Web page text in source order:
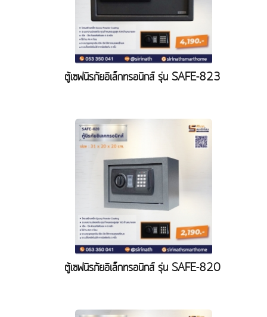
ตู้เซฟนิรภัยอิเล็กทรอนิกส์ รุ่น SAFE-823
ตู้เซฟนิรภัยอิเล็กทรอนิกส์ รุ่น SAFE-820